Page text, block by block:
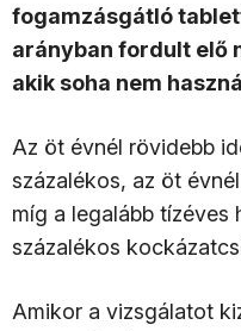
fogamzásgátló
arányban fordult elő
akik soha nem
Az öt évnél rövidebb
százalékos, az öt
míg a legalább tízéves
százalékos
Amikor a vizsgálatot